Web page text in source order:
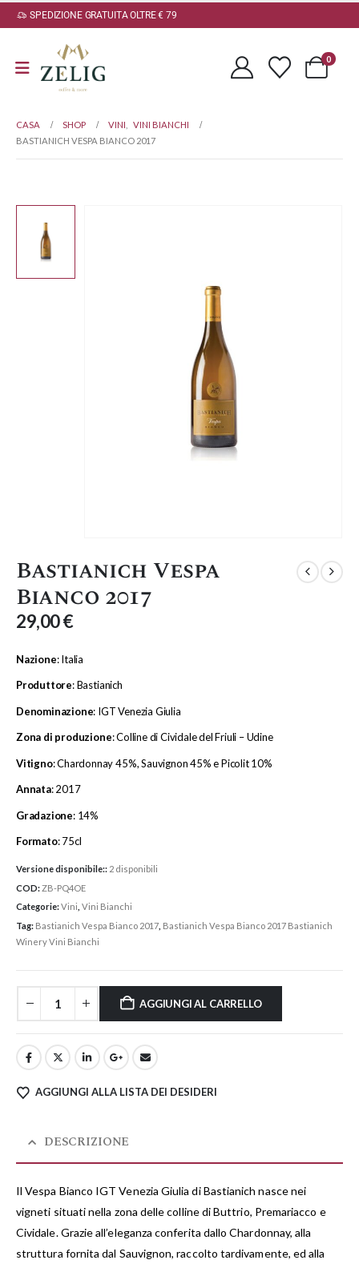
SPEDIZIONE GRATUITA OLTRE € 79
0
CASA SHOP VINI
VINI BIANCHI
BASTIANICH VESPA BIANCO 2017
Bastianich Vespa
Bianco 2017
29,00€
Nazione: Italia
Produttore: Bastianich
Denominazione: IGT Venezia Giulia
Zona di produzione: Colline di Cividale del Friuli – Udine
Vitigno: Chardonnay 45%, Sauvignon 45% e Picolit 10%
Annata: 2017
Gradazione: 14%
Formato: 75cl
Versione disponibile:: 2 disponibili
COD:ZB-PQ4OE
Categorie:Vini Vini Bianchi
Tag: Bastianich Vespa Bianco 2017 Bastianich Vespa Bianco 2017 Bastianich
Winery Vini Bianchi
AGGIUNGI AL CARRELLO
AGGIUNGI ALLA LISTA DEI DESIDERI
DESCRIZIONE
Il Vespa Bianco IGT Venezia Giulia di Bastianich nasce nei
vigneti situati nella zona delle colline di Buttrio, Premariacco e
Cividale. Grazie all’eleganza conferita dallo Chardonnay, alla
struttura fornita dal Sauvignon, raccolto tardivamente, ed alla